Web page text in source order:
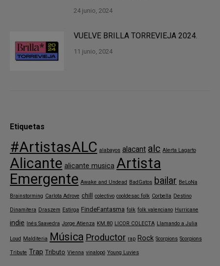
24 junio, 2024
VUELVE BRILLA TORREVIEJA 2024.
11 junio, 2024
Etiquetas
#ArtistasALC alabayos alacant alc Alerta Lagarto
Alicante alicante musica Artista
Emergente Awake and Undead BadGatos bailar BeLoNa
Brainstorming Carlota Adrove chill colectivo cooldesac folk Corbella Destino
Dinamitera Draszem Estirga FindeFantasma folk folk valenciano Hurricane
indie Inés Saavedra Jorge Atienza KM.80 LICOR COLECTA Llamando a Julia
Loud Malditeria Música Productor rap Rock Scorpions Scorpions
Tribute Trap Tributo Vienna vinalopó Young Luvies